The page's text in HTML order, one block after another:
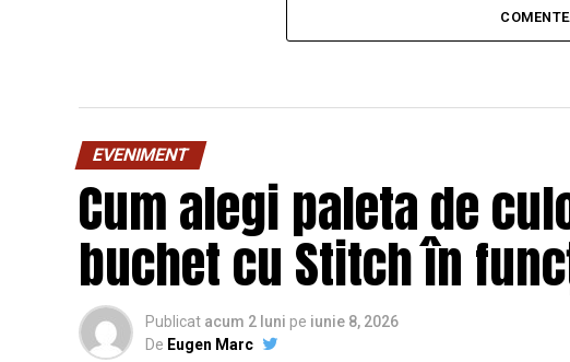
EVENIMENT
Cum alegi paleta de
buchet cu Stitch în
Publicat acum 2 luni pe iunie 8, 2026
De Eugen Marc